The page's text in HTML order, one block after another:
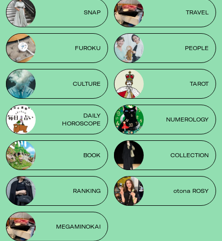
SNAP TRAVEL
FUROKU PEOPLE
CULTURE TAROT
DAILY
HOROSCOPE
NUMEROLOGY
BOOK COLLECTION
RANKING otona ROSY
MEGAMINOKAI